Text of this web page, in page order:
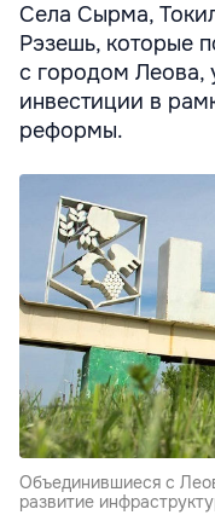
Села Сырма,
Рэзешь, которые
с городом Леова,
инвестиции в
реформы.
Объединившиеся с
развитие